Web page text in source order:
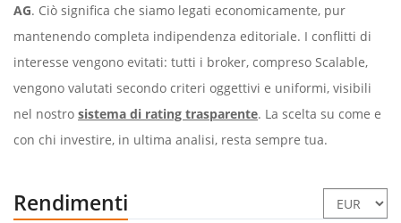
AG. Ciò significa che siamo legati economicamente, pur
mantenendo completa indipendenza editoriale. I conflitti di
interesse vengono evitati: tutti i broker, compreso Scalable,
vengono valutati secondo criteri oggettivi e uniformi, visibili
nel nostro sistema di rating trasparente. La scelta su come e
con chi investire, in ultima analisi, resta sempre tua.
Rendimenti